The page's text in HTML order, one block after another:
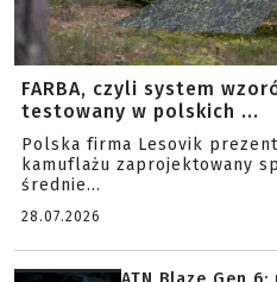
FARBA, czyli system
testowany w polskich ...
Polska firma Lesovik
kamuflażu zaprojektowany
średnie...
28.07.2026